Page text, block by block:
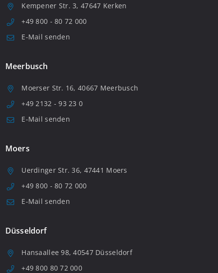
Kempener Str. 3, 47647 Kerken
+49 800 - 80 72 000
E-Mail senden
Meerbusch
Moerser Str. 16, 40667 Meerbusch
+49 2132 - 93 23 0
E-Mail senden
Moers
Uerdinger Str. 36, 47441 Moers
+49 800 - 80 72 000
E-Mail senden
Düsseldorf
Hansaallee 98, 40547 Düsseldorf
+49 800 80 72 000